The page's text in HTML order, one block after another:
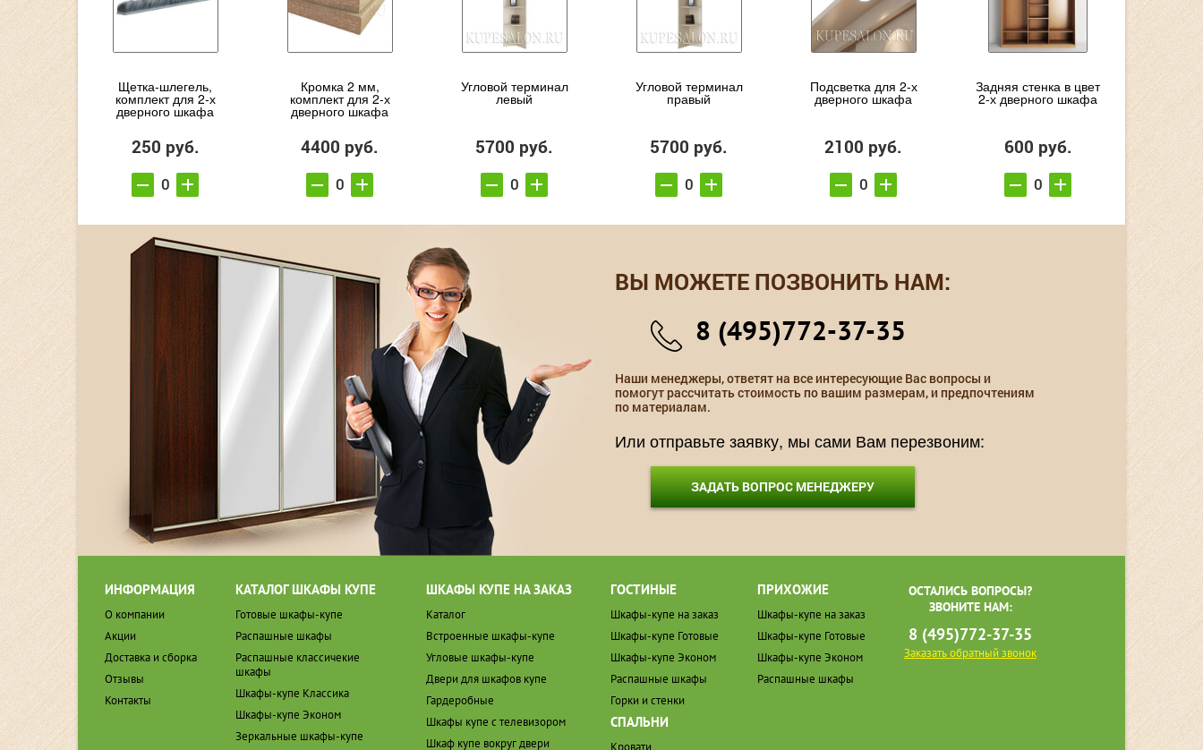
Щетка-шлегель,
комплект для 2-х
дверного шкафа
250 руб.
Кромка 2 мм,
комплект для 2-х
дверного шкафа
4400 руб.
Угловой терминал
левый
5700 руб.
Угловой терминал
правый
5700 руб.
Подсветка для 2-х
дверного шкафа
2100 руб.
Задняя стенка в цвет
2-х дверного шкафа
600 руб.
ВЫ МОЖЕТЕ ПОЗВОНИТЬ НАМ:
8 (495)772-37-35
Наши менеджеры, ответят на все интересующие Вас вопросы и
помогут рассчитать стоимость по вашим размерам, и предпочтениям
по материалам.
Или отправьте заявку, мы сами Вам перезвоним:
ЗАДАТЬ ВОПРОС МЕНЕДЖЕРУ
ИНФОРМАЦИЯ
О компании
Акции
Доставка и сборка
Отзывы
Контакты
КАТАЛОГ ШКАФЫ КУПЕ
Готовые шкафы-купе
Распашные шкафы
Распашные классичекие
шкафы
Шкафы-купе Классика
Шкафы-купе Эконом
Зеркальные шкафы-купе
ШКАФЫ КУПЕ НА ЗАКАЗ
Каталог
Встроенные шкафы-купе
Угловые шкафы-купе
Двери для шкафов купе
Гардеробные
Шкафы купе с телевизором
Шкаф купе вокруг двери
ГОСТИНЫЕ
Шкафы-купе на заказ
Шкафы-купе Готовые
Шкафы-купе Эконом
Распашные шкафы
Горки и стенки
СПАЛЬНИ
Кровати
ПРИХОЖИЕ
Шкафы-купе на заказ
Шкафы-купе Готовые
Шкафы-купе Эконом
Распашные шкафы
ОСТАЛИСЬ ВОПРОСЫ?
ЗВОНИТЕ НАМ:
8 (495)772-37-35
Заказать обратный звонок